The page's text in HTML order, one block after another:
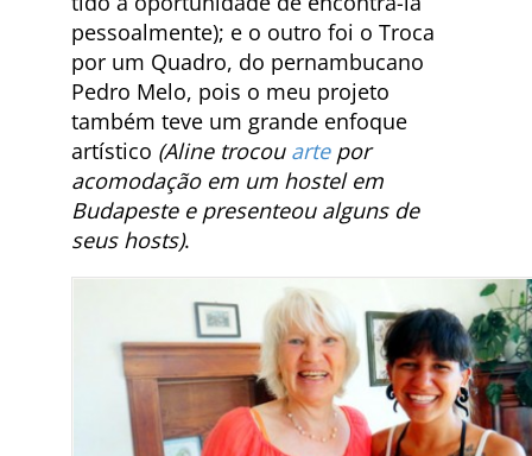
pessoalmente); e o outro foi o Troca
por um Quadro, do pernambucano
Pedro Melo, pois o meu projeto
também teve um grande enfoque
artístico (Aline trocou artepor
acomodação em um hostel em
Budapeste e presenteou alguns de
seus hosts).